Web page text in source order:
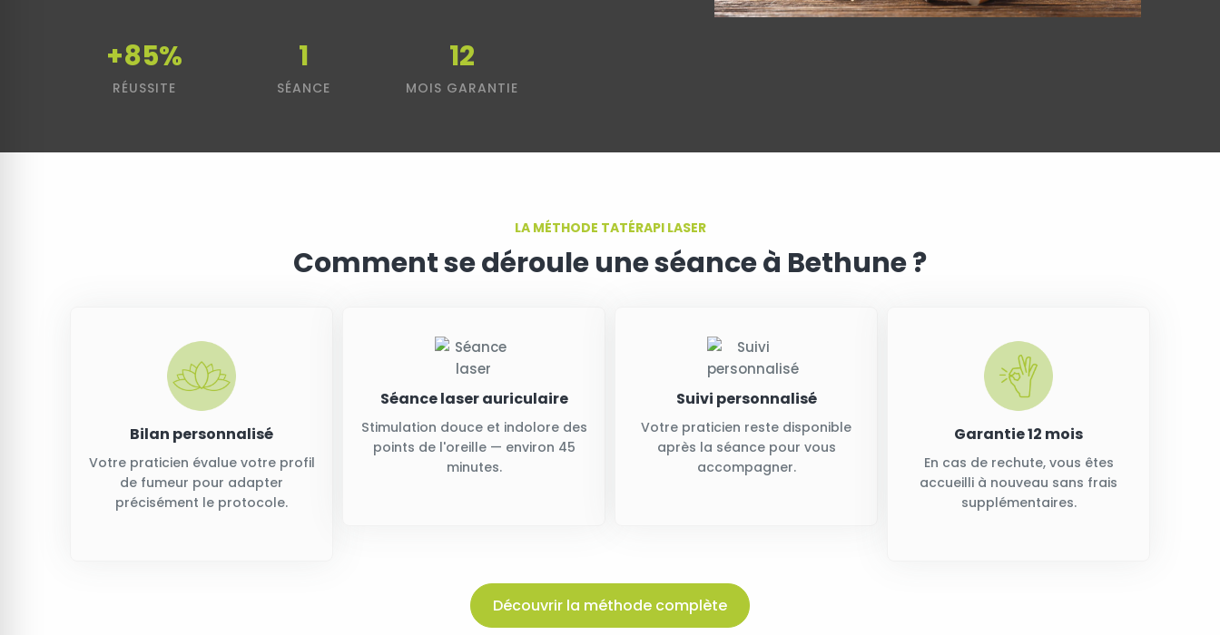
+85%
RÉUSSITE
1
SÉANCE
12
MOIS GARANTIE
LA MÉTHODE TATÉRAPI LASER
Comment se déroule une séance à Bethune ?
Bilan personnalisé
Votre praticien évalue votre profil
de fumeur pour adapter
précisément le protocole.
Séance laser auriculaire
Stimulation douce et indolore des
points de l'oreille — environ 45
minutes.
Suivi personnalisé
Votre praticien reste disponible
après la séance pour vous
accompagner.
Garantie 12 mois
En cas de rechute, vous êtes
accueilli à nouveau sans frais
supplémentaires.
Découvrir la méthode complète